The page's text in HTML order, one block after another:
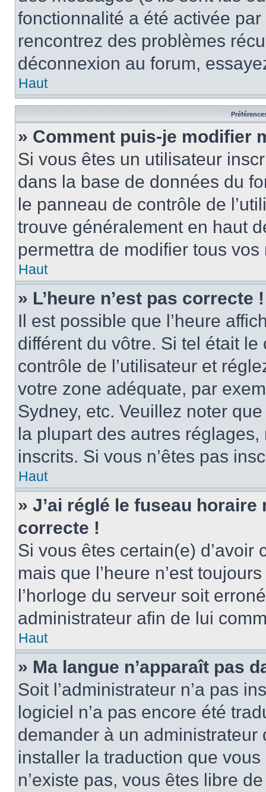
fonctionnalité a été activée
rencontrez des problèmes
déconnexion au forum,
Haut
» Comment puis-je modifier
Si vous êtes un utilisateur
dans la base de données du
le panneau de contrôle de
trouve généralement en haut
permettra de modifier tous
Haut
» L’heure n’est pas correcte !
Il est possible que l’heure
différent du vôtre. Si tel était
contrôle de l’utilisateur et
votre zone adéquate, par
Sydney, etc. Veuillez noter
la plupart des autres réglages,
inscrits. Si vous n’êtes pas
Haut
» J’ai réglé le fuseau horaire
correcte !
Si vous êtes certain(e)
mais que l’heure n’est
l’horloge du serveur soit
administrateur afin de lui
Haut
» Ma langue n’apparaît pas
Soit l’administrateur n’a pas
logiciel n’a pas encore été
demander à un administrateur
installer la traduction que
n’existe pas, vous êtes libre